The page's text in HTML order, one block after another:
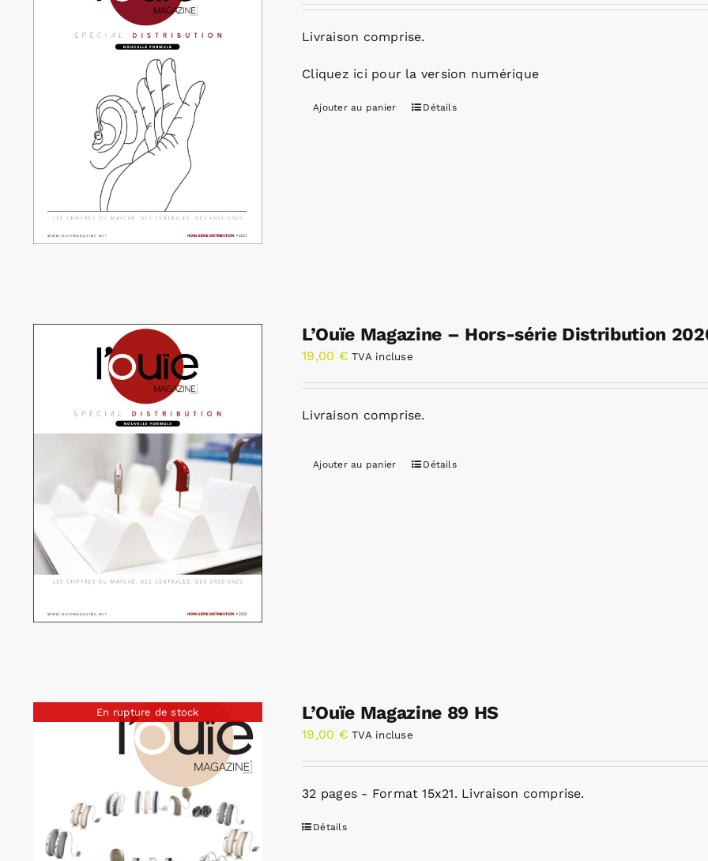
Livraison comprise.
Cliquez ici pour la version numérique
Ajouter au panier Détails
L’Ouïe Magazine – Hors-série Distribution
19,00 € TVA incluse
Livraison comprise.
Ajouter au panier Détails
En rupture de stock L’Ouïe Magazine 89 HS
19,00 € TVA incluse
32 pages - Format 15x21. Livraison comprise.
Détails